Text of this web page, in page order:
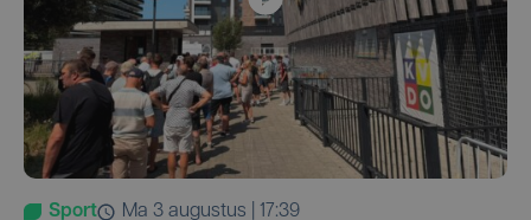
Sport
ma 3 augustus | 17:39